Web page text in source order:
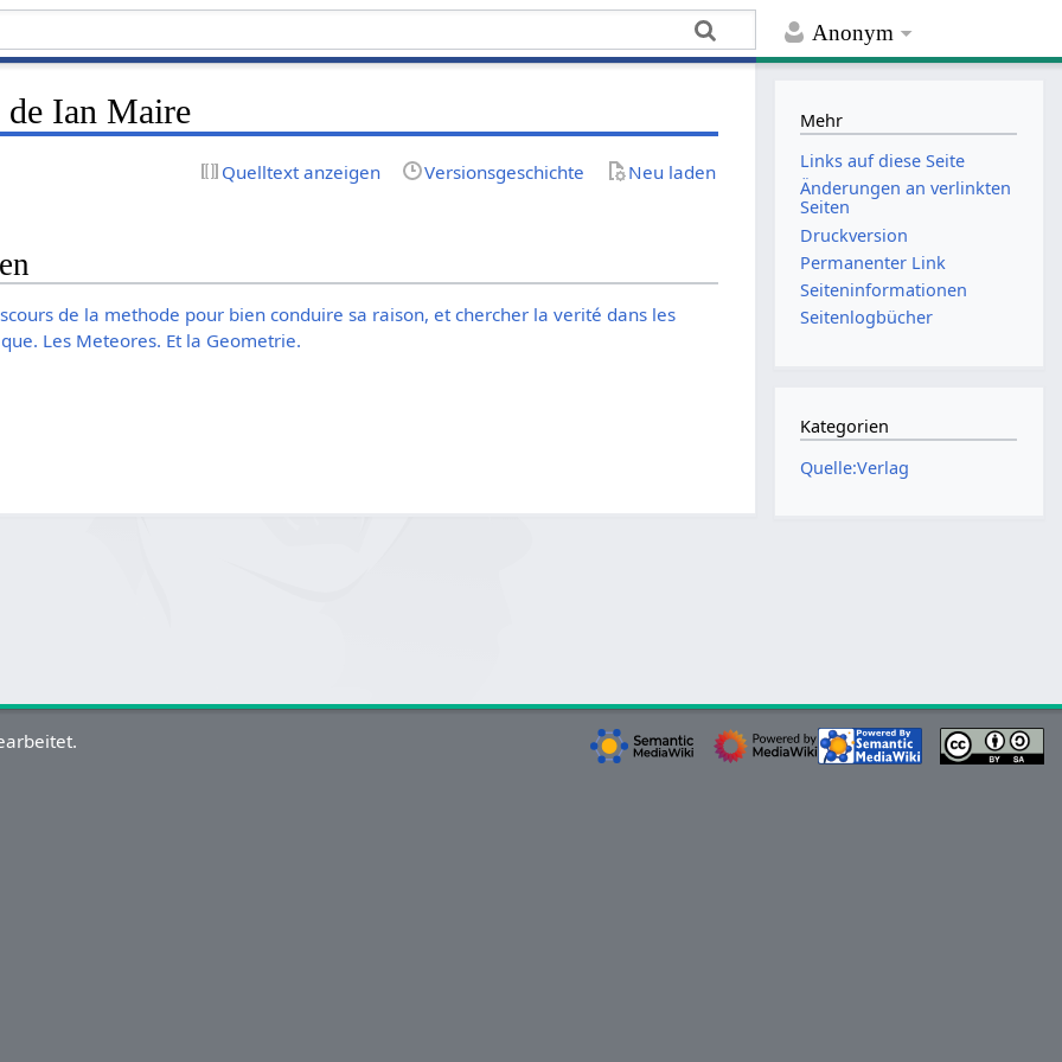
Anonym
Ian Maire
Quelltext anzeigen Versionsgeschichte Neu laden
de la methode pour bien conduire sa raison, et chercher la verité dans les
Les Meteores. Et la Geometrie.
Mehr
Links auf diese Seite
Änderungen an verlinkten
Seiten
Druckversion
Permanenter Link
Seiten­­informationen
Seitenlogbücher
Kategorien
Quelle:Verlag